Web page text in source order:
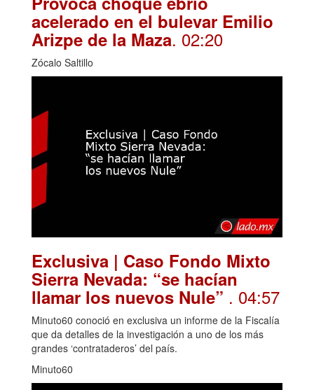
acelerado en el bulevar Emilio
Arizpe de la Maza. 02:20
Zócalo Saltillo
Exclusiva | Caso Fondo Mixto
Sierra Nevada: “se hacían
llamar los nuevos Nule” . 04:57
Minuto60 conoció en exclusiva un informe de la Fiscalía
que da detalles de la investigación a uno de los más
grandes ‘contrataderos’ del país.
Minuto60